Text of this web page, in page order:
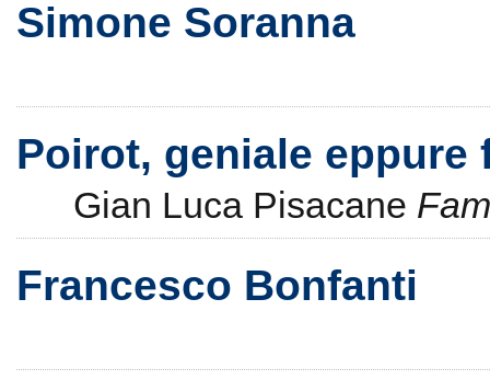
Simone Soranna
Poirot, geniale eppure
Gian Luca Pisacane
Francesco Bonfanti